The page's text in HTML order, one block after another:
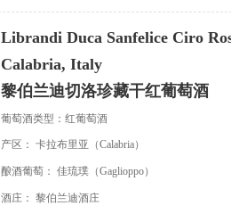
Librandi Duca Sanfelice Ciro
Calabria, Italy
黎伯兰迪切洛珍藏干红葡萄酒
葡萄酒类型：红葡萄酒
产区： 卡拉布里亚（Calabria）
酿酒葡萄： 佳琉璞（Gaglioppo）
酒庄： 黎伯兰迪酒庄